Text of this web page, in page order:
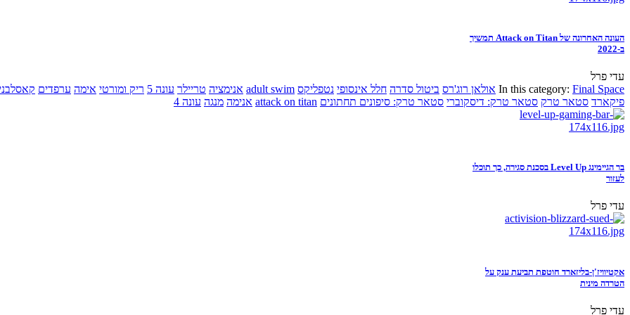
העונה האחרונה של Attack on Titan תמשיך
ב-2022
עדי פרל
In this category: Final Space אולאן רוג'רס ביטול סדרה חלל אינסופי נטפליקס adult swim אנימציה טריילר עונה 5 ריק ומורטי אימה ערפדים
פיקארד סטאר טרק סטאר טרק: דיסקוברי סטאר טרק: סיפונים תחתונים attack on titan אנימה מנגה עונה 4
בר הגיימינג Level Up בסכנת סגירה, כך תוכלו
לעזור
עדי פרל
אקטיוויז'ן-בליזארד חוטפת תביעת ענק על
הטרדה מינית
עדי פרל